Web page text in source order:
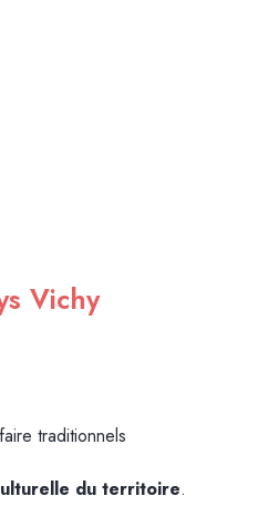
Vichy
traditionnels
du territoire.